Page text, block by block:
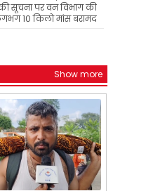
सूचना पर वन विभाग की
10 किलो मांस बरामद
Show more